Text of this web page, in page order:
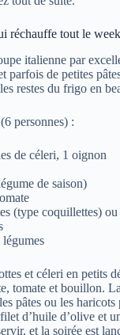
réchauffe tout le
italienne par
parfois de petites
restes du frigo en
personnes) :
de céleri, 1 oignon
de saison)
(type coquillettes)
et céleri en petits
tomate et bouillon.
pâtes ou les haricots
d’huile d’olive et
et la soirée est